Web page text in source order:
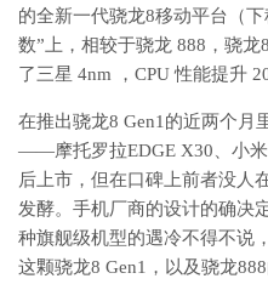
的全新一代骁龙8移动平台（
数”上，相较于骁龙 888，骁龙
了三星 4nm ，CPU 性能提升
在推出骁龙8 Gen1的近两个月
——摩托罗拉EDGE X30、小
后上市，但在口碑上前者没人
发酵。手机厂商的设计的确决
种旗舰级机型的遇冷不得不说
这颗骁龙8 Gen1，以及骁龙888